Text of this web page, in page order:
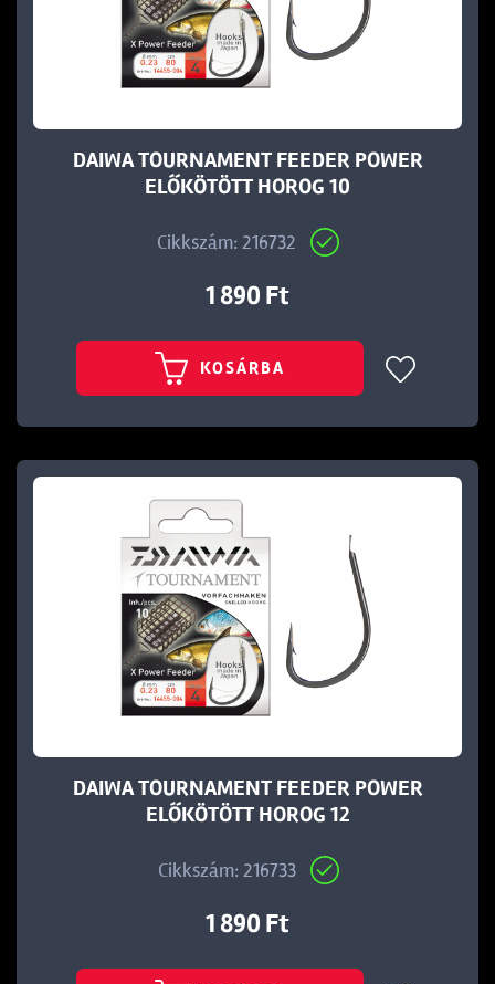
DAIWA TOURNAMENT FEEDER POWER
ELŐKÖTÖTT HOROG 10
Cikkszám: 216732
1 890 Ft
KOSÁRBA
DAIWA TOURNAMENT FEEDER POWER
ELŐKÖTÖTT HOROG 12
Cikkszám: 216733
1 890 Ft